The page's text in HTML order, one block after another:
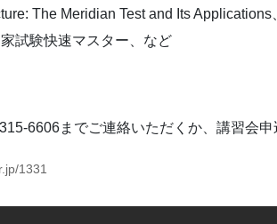
The Meridian Test and Its
試験快速マスター、など
6606までご連絡いただくか、講習会
1331